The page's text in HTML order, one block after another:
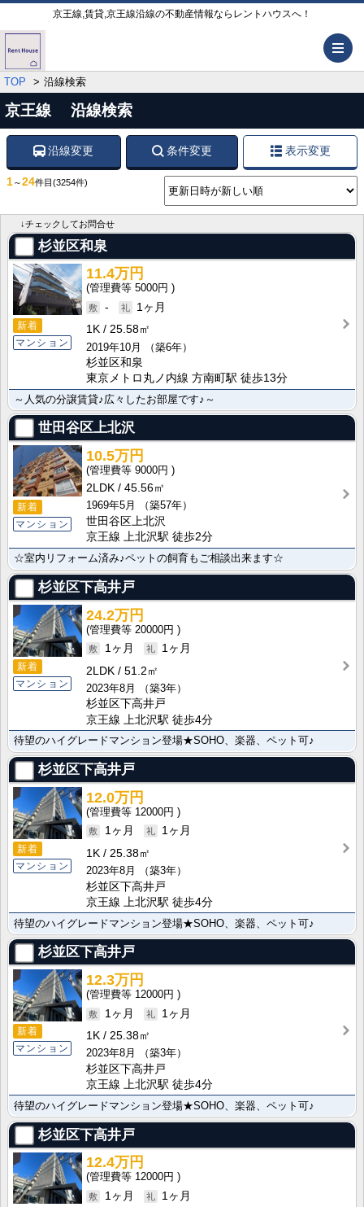
京王線,賃貸,京王線沿線の不動産情報ならレントハウスへ！
TOP 沿線検索
京王線 沿線検索
沿線変更 条件変更 表示変更
1～24件目 (3254件)
↓チェックしてお問合せ
杉並区和泉
新着
マンション
11.4万円
5000円
-
1ヶ月
1K
25.58㎡
2019年10月
（築6年）
杉並区和泉
東京メトロ丸ノ内線 方南町駅 徒歩13分
～人気の分譲賃貸♪広々したお部屋です♪～
世田谷区上北沢
新着
マンション
10.5万円
9000円
2LDK
45.56㎡
1969年5月
（築57年）
世田谷区上北沢
京王線 上北沢駅 徒歩2分
☆室内リフォーム済み♪ペットの飼育もご相談出来ます☆
杉並区下高井戸
新着
マンション
24.2万円
20000円
1ヶ月
1ヶ月
2LDK
51.2㎡
2023年8月
（築3年）
杉並区下高井戸
京王線 上北沢駅 徒歩4分
待望のハイグレードマンション登場★SOHO、楽器、ペット可♪
杉並区下高井戸
新着
マンション
12.0万円
12000円
1ヶ月
1ヶ月
1K
25.38㎡
2023年8月
（築3年）
杉並区下高井戸
京王線 上北沢駅 徒歩4分
待望のハイグレードマンション登場★SOHO、楽器、ペット可♪
杉並区下高井戸
新着
マンション
12.3万円
12000円
1ヶ月
1ヶ月
1K
25.38㎡
2023年8月
（築3年）
杉並区下高井戸
京王線 上北沢駅 徒歩4分
待望のハイグレードマンション登場★SOHO、楽器、ペット可♪
杉並区下高井戸
12.4万円
12000円
1ヶ月
1ヶ月